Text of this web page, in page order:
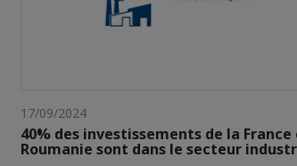
17/09/2024
40% des investissements de la France
Roumanie sont dans le secteur